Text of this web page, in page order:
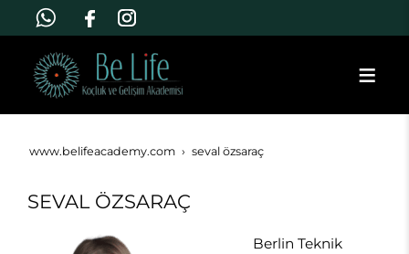
www.belifeacademy.com seval özsaraç
SEVAL ÖZSARAÇ
Berlin Teknik